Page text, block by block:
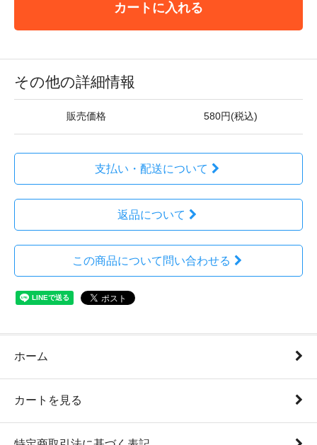
カートに入れる
その他の詳細情報
販売価格 580円(税込)
支払い・配送について
返品について
この商品について問い合わせる
ホーム
カートを見る